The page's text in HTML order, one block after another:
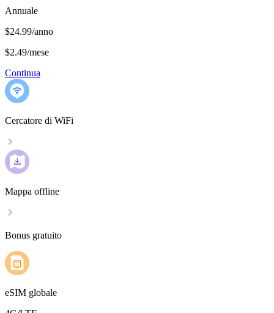
Annuale
$24.99/anno
$2.49/mese
Continua
Cercatore di WiFi
Mappa offline
Bonus gratuito
eSIM globale